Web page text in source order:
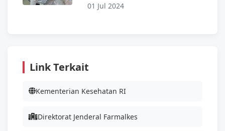
01 Jul 2024
Link Terkait
Kementerian Kesehatan RI
Direktorat Jenderal Farmalkes